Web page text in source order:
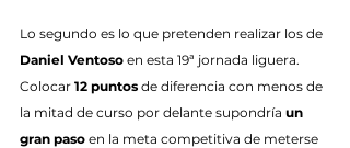
Lo segundo es lo que pretenden realizar los de
Daniel Ventoso en esta 19ª jornada liguera.
Colocar 12 puntos de diferencia con menos de
la mitad de curso por delante supondría un
gran paso en la meta competitiva de meterse